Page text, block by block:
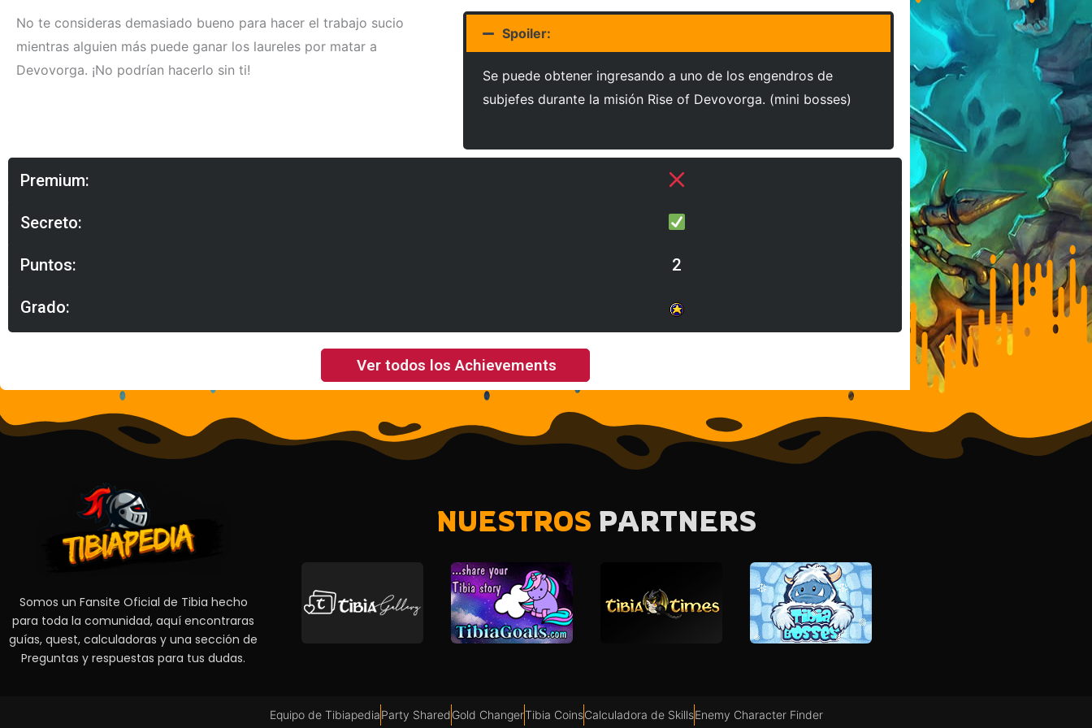
No te consideras demasiado bueno para hacer el trabajo sucio
mientras alguien más puede ganar los laureles por matar a
Devovorga. ¡No podrían hacerlo sin ti!
Spoiler:
Se puede obtener ingresando a uno de los engendros de
subjefes durante la misión Rise of Devovorga. (mini bosses)
Premium:
Secreto:
Puntos: 2
Grado:
Ver todos los Achievements
Somos un Fansite Oficial de Tibia hecho
para toda la comunidad, aquí encontraras
guías, quest, calculadoras y una sección de
Preguntas y respuestas para tus dudas.
NUESTROS PARTNERS
Equipo de TibiapediaParty SharedGold ChangerTibia CoinsCalculadora de SkillsEnemy Character Finder